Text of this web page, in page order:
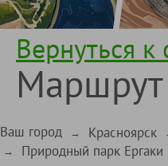
Вернуться к
Маршрут
Ваш город → Красноярск
→
Природный парк Ергаки